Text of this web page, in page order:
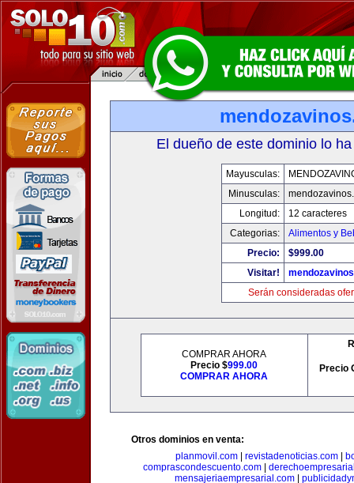
El dueño de este dominio lo
Mayusculas:
Minusculas:
Longitud:
12 caracteres
Categorias:
Alimentos y
Precio:
$999.00
Visitar!
Serán consideradas
COMPRAR AHORA
Precio $999.00
COMPRAR AHORA
Precio
Otros dominios en venta:
planmovil.com| revistadenoticias.com|
comprascondescuento.com
mensajeriaempresarial.com|